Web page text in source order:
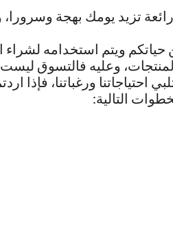
تزيد يومك بهجة وسرورا،
ويتم استخدامه لشراء
وعليه فالتسوق
احتياجاتنا ورغباتنا، فإذا
التالية: